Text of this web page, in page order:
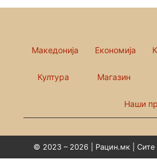
Македонија Економија
Култура Магазин
Наши
© 2023 – 2026 | Рацин.мк | Сите